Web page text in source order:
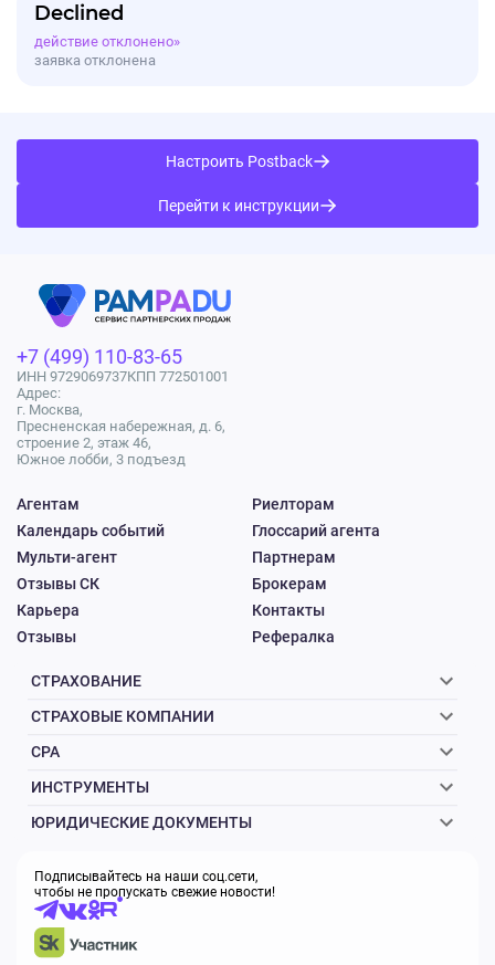
Declined
действие отклонено»
заявка отклонена
Настроить Postback
Перейти к инструкции
+7 (499) 110-83-65
ИНН 9729069737КПП 772501001
Адрес:
г. Москва,
Пресненская набережная, д. 6,
строение 2, этаж 46,
Южное лобби, 3 подъезд
Агентам
Риелторам
Календарь событий
Глоссарий агента
Мульти-агент
Партнерам
Отзывы СК
Брокерам
Карьера
Контакты
Отзывы
Рефералка
СТРАХОВАНИЕ
СТРАХОВЫЕ КОМПАНИИ
CPA
ИНСТРУМЕНТЫ
ЮРИДИЧЕСКИЕ ДОКУМЕНТЫ
Подписывайтесь на наши соц.сети,
чтобы не пропускать свежие новости!